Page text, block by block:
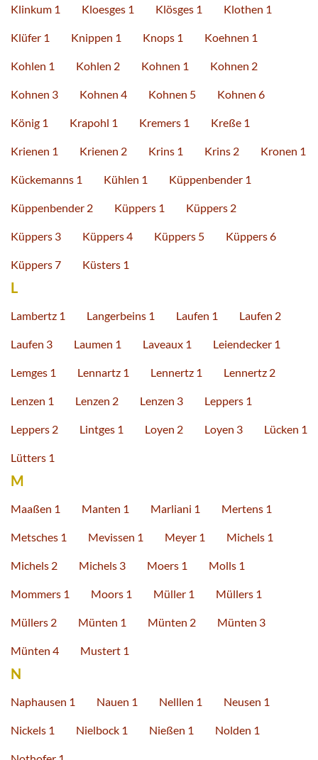
Klinkum 1 Kloesges 1 Klösges 1 Klothen 1
Klüfer 1 Knippen 1 Knops 1 Koehnen 1
Kohlen 1 Kohlen 2 Kohnen 1 Kohnen 2
Kohnen 3 Kohnen 4 Kohnen 5 Kohnen 6
König 1 Krapohl 1 Kremers 1 Kreße 1
Krienen 1 Krienen 2 Krins 1 Krins 2 Kronen 1
Kückemanns 1 Kühlen 1 Küppenbender 1
Küppenbender 2 Küppers 1 Küppers 2
Küppers 3 Küppers 4 Küppers 5 Küppers 6
Küppers 7 Küsters 1
L
Lambertz 1 Langerbeins 1 Laufen 1 Laufen 2
Laufen 3 Laumen 1 Laveaux 1 Leiendecker 1
Lemges 1 Lennartz 1 Lennertz 1 Lennertz 2
Lenzen 1 Lenzen 2 Lenzen 3 Leppers 1
Leppers 2 Lintges 1 Loyen 2 Loyen 3 Lücken 1
Lütters 1
M
Maaßen 1 Manten 1 Marliani 1 Mertens 1
Metsches 1 Mevissen 1 Meyer 1 Michels 1
Michels 2 Michels 3 Moers 1 Molls 1
Mommers 1 Moors 1 Müller 1 Müllers 1
Müllers 2 Münten 1 Münten 2 Münten 3
Münten 4 Mustert 1
N
Naphausen 1 Nauen 1 Nelllen 1 Neusen 1
Nickels 1 Nielbock 1 Nießen 1 Nolden 1